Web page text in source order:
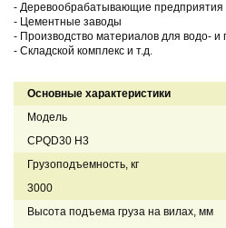
- Деревообрабатывающие предприятия
- Цементные заводы
- Производство материалов для водо- и
- Складской комплекс и т.д.
Основные характеристики
Модель
CPQD30 H3
Грузоподъемность, кг
3000
Высота подъема груза на вилах, мм